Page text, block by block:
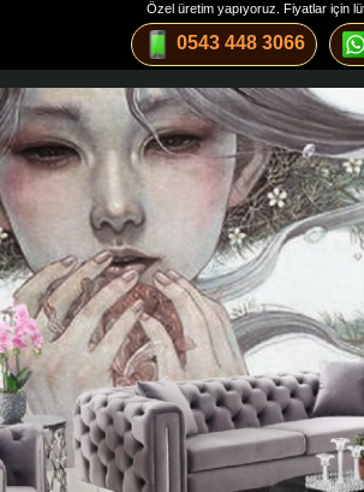
Özel üretim yapıyoruz. Fiyatlar için
0543 448 3066